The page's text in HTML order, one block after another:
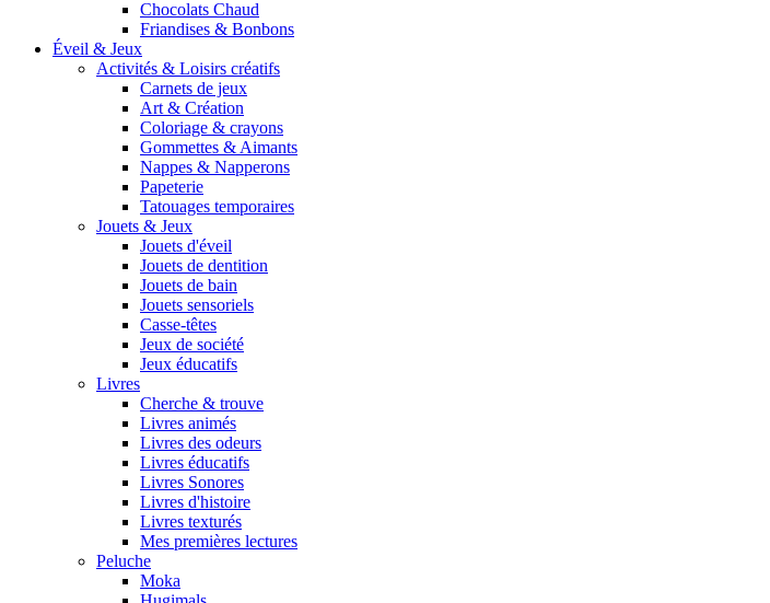
Chocolats Chaud
Friandises & Bonbons
Éveil & Jeux
Activités & Loisirs créatifs
Carnets de jeux
Art & Création
Coloriage & crayons
Gommettes & Aimants
Nappes & Napperons
Papeterie
Tatouages temporaires
Jouets & Jeux
Jouets d'éveil
Jouets de dentition
Jouets de bain
Jouets sensoriels
Casse-têtes
Jeux de société
Jeux éducatifs
Livres
Cherche & trouve
Livres animés
Livres des odeurs
Livres éducatifs
Livres Sonores
Livres d'histoire
Livres texturés
Mes premières lectures
Peluche
Moka